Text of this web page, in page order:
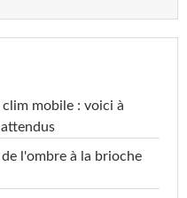
mobile : voici à
l'ombre à la brioche